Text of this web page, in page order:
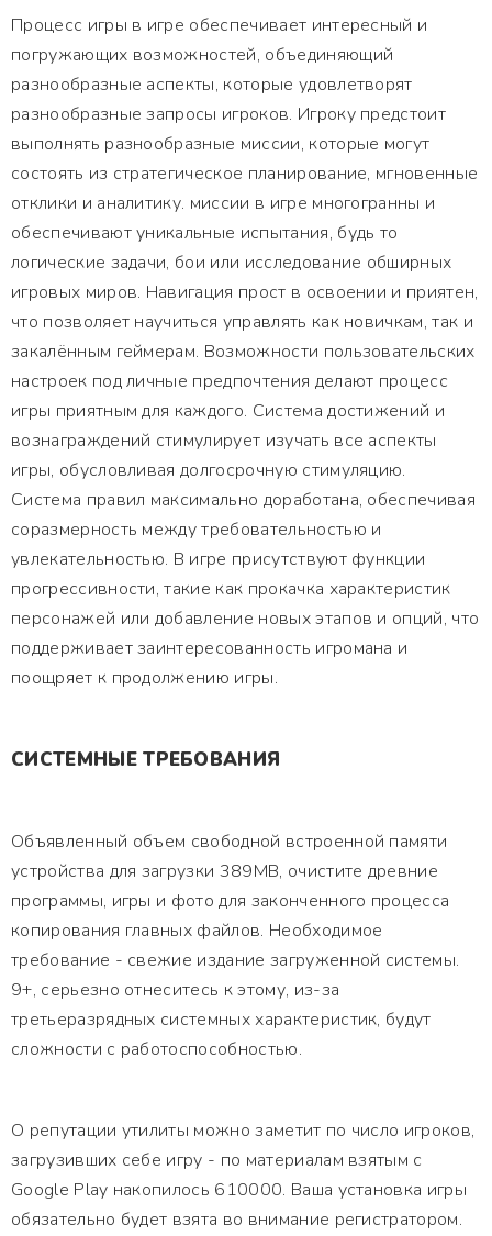
Процесс игры в игре обеспечивает интересный и
погружающих возможностей, объединяющий
разнообразные аспекты, которые удовлетворят
разнообразные запросы игроков. Игроку предстоит
выполнять разнообразные миссии, которые могут
состоять из стратегическое планирование, мгновенные
отклики и аналитику. миссии в игре многогранны и
обеспечивают уникальные испытания, будь то
логические задачи, бои или исследование обширных
игровых миров. Навигация прост в освоении и приятен,
что позволяет научиться управлять как новичкам, так и
закалённым геймерам. Возможности пользовательских
настроек под личные предпочтения делают процесс
игры приятным для каждого. Система достижений и
вознаграждений стимулирует изучать все аспекты
игры, обусловливая долгосрочную стимуляцию.
Система правил максимально доработана, обеспечивая
соразмерность между требовательностью и
увлекательностью. В игре присутствуют функции
прогрессивности, такие как прокачка характеристик
персонажей или добавление новых этапов и опций, что
поддерживает заинтересованность игромана и
поощряет к продолжению игры.
СИСТЕМНЫЕ ТРЕБОВАНИЯ
Объявленный объем свободной встроенной памяти
устройства для загрузки 389MB, очистите древние
программы, игры и фото для законченного процесса
копирования главных файлов. Необходимое
требование - свежие издание загруженной системы.
9+, серьезно отнеситесь к этому, из-за
третьеразрядных системных характеристик, будут
сложности с работоспособностью.
О репутации утилиты можно заметит по число игроков,
загрузивших себе игру - по материалам взятым с
Google Play накопилось 610000. Ваша установка игры
обязательно будет взята во внимание регистратором.